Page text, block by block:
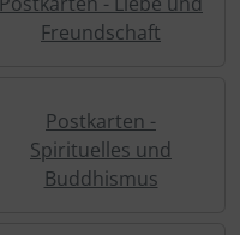
Freundschaft
Postkarten -
Spirituelles und
Buddhismus